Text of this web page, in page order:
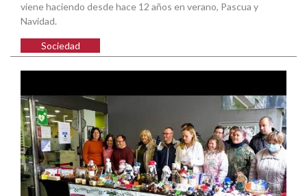
viene haciendo desde hace 12 años en verano, Pascua y
Navidad.
Sociedad